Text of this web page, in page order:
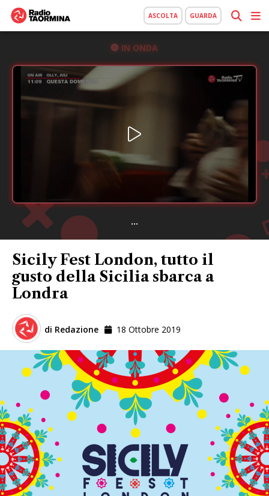
ASCOLTA GUARDA
IN ONDA
...
Sicily Fest London, tutto il
gusto della Sicilia sbarca a
Londra
di Redazione 18 Ottobre 2019